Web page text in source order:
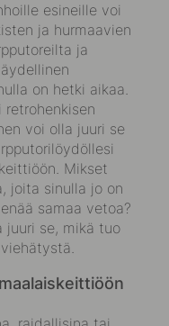
esineille voi
ja hurmaavien
ja
on hetki aikaa.
voi olla juuri se
Mikset
joita sinulla jo on
samaa vetoa?
se, mikä tuo